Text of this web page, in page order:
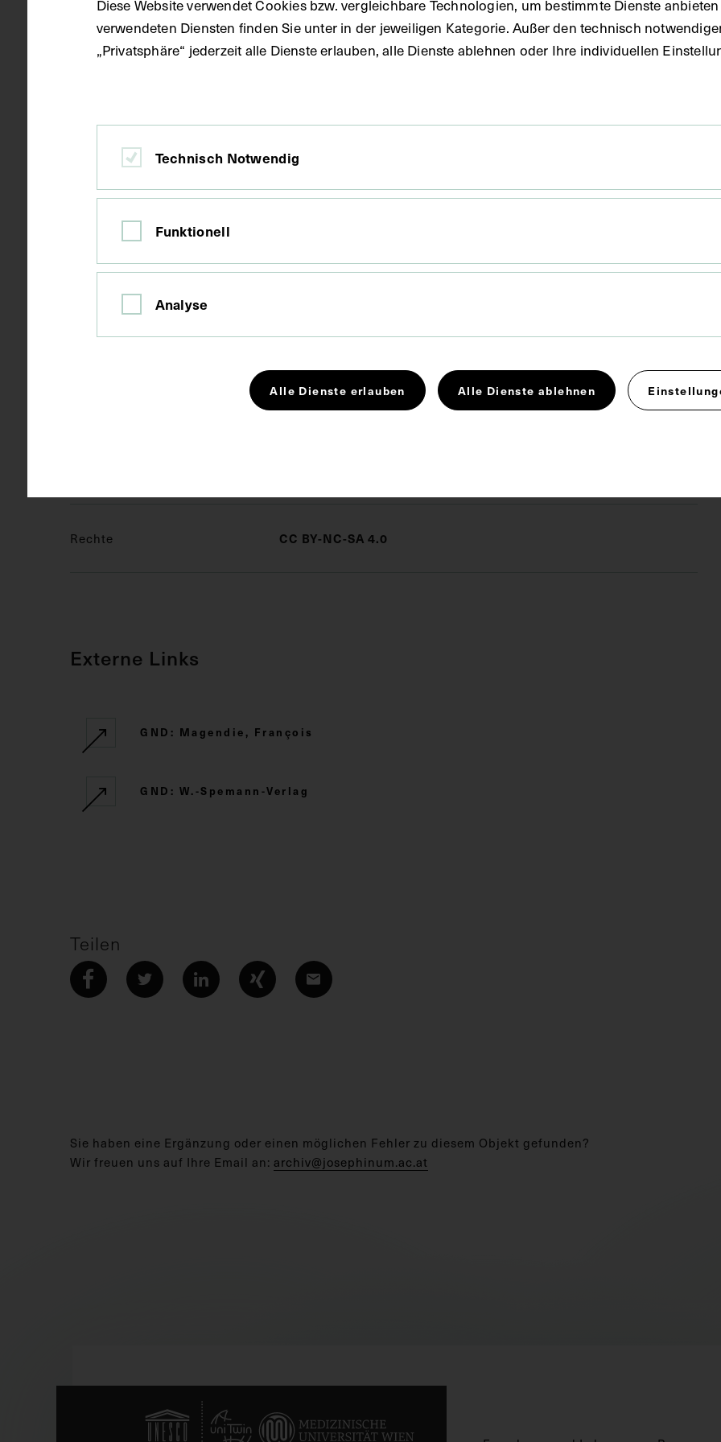
Bordeaux
Material Karton
Technik Druck
Maße
Bildmaß 9 x 9,5 cm
Rechte CC BY-NC-SA 4.0
Externe Links
GND: Magendie, François
GND: W.-Spemann-Verlag
Teilen
Sie haben eine Ergänzung oder einen möglichen Fehler zu diesem Objekt gefunden?
Wir freuen uns auf Ihre Email an: archiv@josephinum.ac.at
Diese Website verwendet Cookies bzw. vergleichbare Technologien, um bestimmte Dienste
verwendeten Diensten finden Sie unter in der jeweiligen Kategorie. Außer den technisch
„Privatsphäre“ jederzeit alle Dienste erlauben, alle Dienste ablehnen oder Ihre individuellen
Technisch Notwendig
Funktionell
Analyse
Alle Dienste erlauben Alle Dienste ablehnen